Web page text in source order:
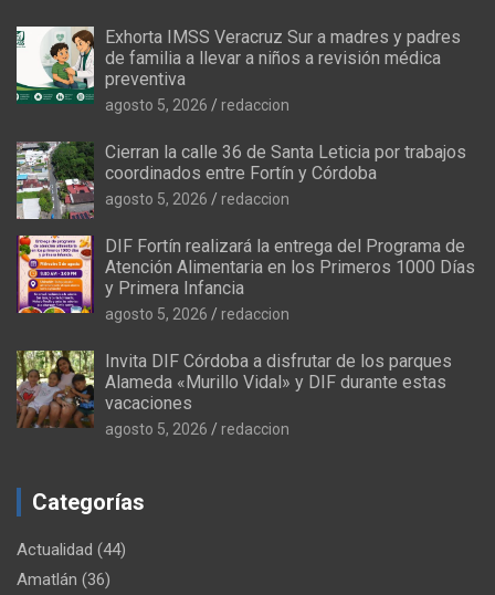
Exhorta IMSS Veracruz Sur a madres y padres
de familia a llevar a niños a revisión médica
preventiva
agosto 5, 2026 redaccion
Cierran la calle 36 de Santa Leticia por trabajos
coordinados entre Fortín y Córdoba
agosto 5, 2026 redaccion
DIF Fortín realizará la entrega del Programa de
Atención Alimentaria en los Primeros 1000 Días
y Primera Infancia
agosto 5, 2026 redaccion
Invita DIF Córdoba a disfrutar de los parques
Alameda «Murillo Vidal» y DIF durante estas
vacaciones
agosto 5, 2026 redaccion
Categorías
Actualidad (44)
Amatlán (36)